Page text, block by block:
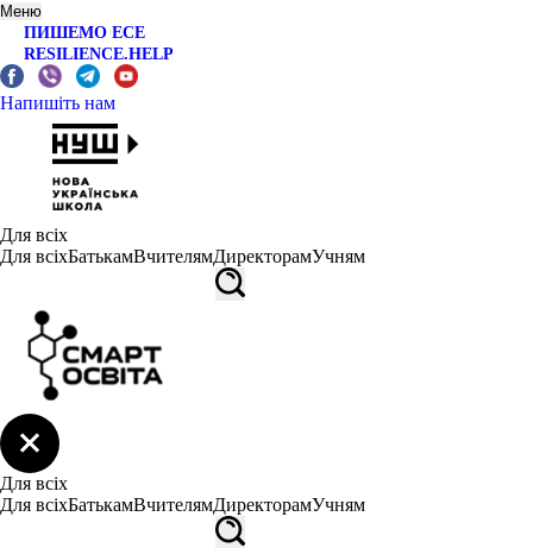
Меню
ПИШЕМО ЕСЕ
RESILIENCE.HELP
Напишіть нам
Для всіх
Для всіхБатькамВчителямДиректорамУчням
Для всіх
Для всіхБатькамВчителямДиректорамУчням